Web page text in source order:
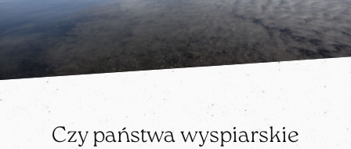
Czy państwa wyspiarskie